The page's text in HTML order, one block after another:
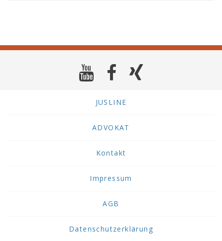
JUSLINE
ADVOKAT
Kontakt
Impressum
AGB
Datenschutzerklärung